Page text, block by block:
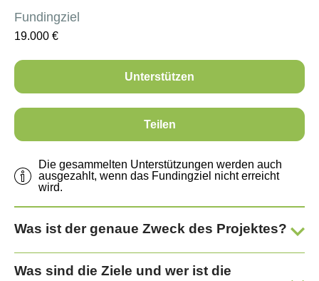
Fundingziel
19.000 €
Unterstützen
Teilen
Die gesammelten Unterstützungen werden auch
ausgezahlt, wenn das Fundingziel nicht erreicht
wird.
Was ist der genaue Zweck des Projektes?
Was sind die Ziele und wer ist die